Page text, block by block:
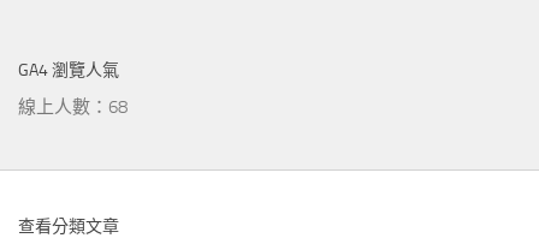
GA4 瀏覽人氣
線上人數：68
查看分類文章